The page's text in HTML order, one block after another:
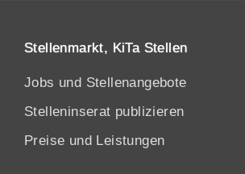
Stellenmarkt, KiTa Stellen
Jobs und Stellenangebote
Stelleninserat publizieren
Preise und Leistungen